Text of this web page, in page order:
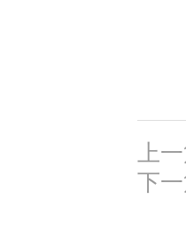
上
下